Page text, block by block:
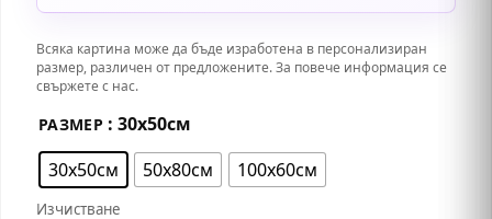
Всяка картина може да бъде изработена в персонализиран
размер, различен от предложените. За повече информация се
свържете с нас.
РАЗМЕР : 30х50см
30х50см
50х80см 100х60см
Изчистване